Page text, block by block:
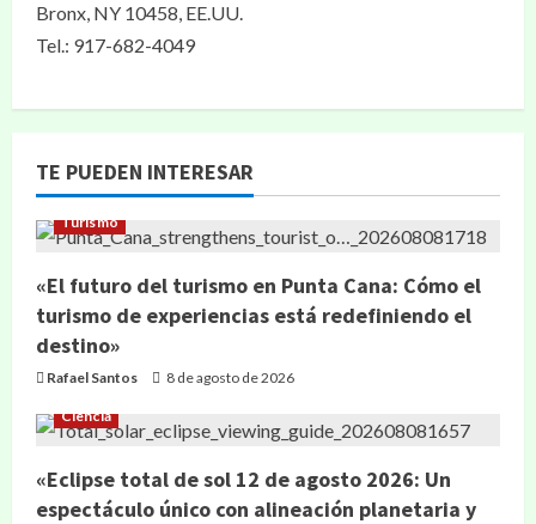
Bronx, NY 10458, EE.UU.
Tel.: 917-682-4049
TE PUEDEN INTERESAR
Turismo
«El futuro del turismo en Punta Cana: Cómo el
turismo de experiencias está redefiniendo el
destino»
Rafael Santos 8 de agosto de 2026
Ciencia
«Eclipse total de sol 12 de agosto 2026: Un
espectáculo único con alineación planetaria y